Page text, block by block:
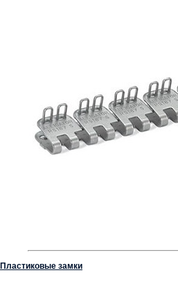
Пластиковые замки